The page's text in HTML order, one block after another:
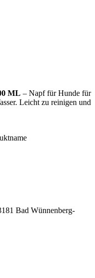
ML – Napf für Hunde für
Leicht zu reinigen und
Bad Wünnenberg-